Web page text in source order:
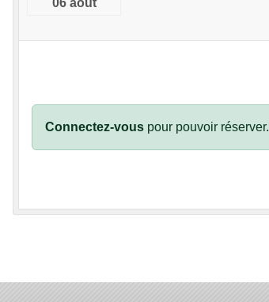
06 août
Connectez-vous pour pouvoir réserver.